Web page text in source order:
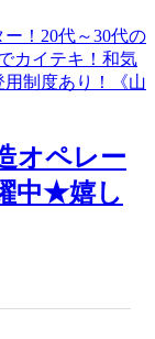
オペレー
中★嬉し